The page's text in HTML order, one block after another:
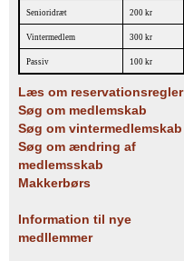
Senioridræt 200 kr
Vintermedlem 300 kr
Passiv 100 kr
Læs om reservationsregler
Søg om medlemskab
Søg om vintermedlemskab
Søg om ændring af
medlemsskab
Makkerbørs
Information til nye
medllemmer